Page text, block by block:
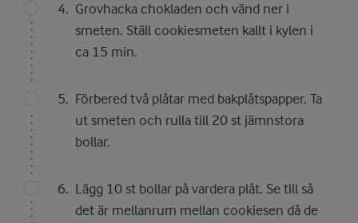
Grovhacka chokladen och vänd ner i
smeten. Ställ cookiesmeten kallt i kylen i
ca 15 min.
Förbered två plåtar med bakplåtspapper. Ta
ut smeten och rulla till 20 st jämnstora
bollar.
Lägg 10 st bollar på vardera plåt. Se till så
det är mellanrum mellan cookiesen då de